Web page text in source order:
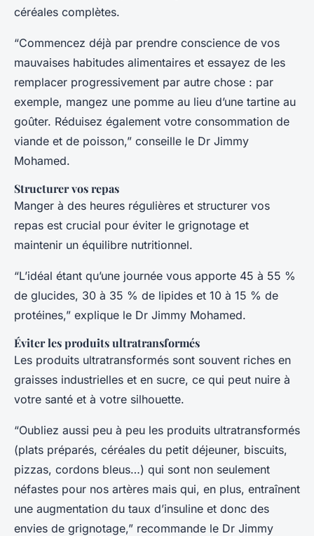
céréales complètes.
“Commencez déjà par prendre conscience de vos
mauvaises habitudes alimentaires et essayez de les
remplacer progressivement par autre chose : par
exemple, mangez une pomme au lieu d’une tartine au
goûter. Réduisez également votre consommation de
viande et de poisson,” conseille le Dr Jimmy
Mohamed.
Structurer vos repas
Manger à des heures régulières et structurer vos
repas est crucial pour éviter le grignotage et
maintenir un équilibre nutritionnel.
“L’idéal étant qu’une journée vous apporte 45 à 55 %
de glucides, 30 à 35 % de lipides et 10 à 15 % de
protéines,” explique le Dr Jimmy Mohamed.
Éviter les produits ultratransformés
Les produits ultratransformés sont souvent riches en
graisses industrielles et en sucre, ce qui peut nuire à
votre santé et à votre silhouette.
“Oubliez aussi peu à peu les produits ultratransformés
(plats préparés, céréales du petit déjeuner, biscuits,
pizzas, cordons bleus…) qui sont non seulement
néfastes pour nos artères mais qui, en plus, entraînent
une augmentation du taux d’insuline et donc des
envies de grignotage,” recommande le Dr Jimmy